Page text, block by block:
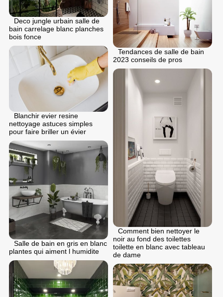
Deco jungle urbain salle de
bain carrelage blanc planches
bois fonce
Tendances de salle de bain
2023 conseils de pros
Blanchir evier resine
nettoyage astuces simples
pour faire briller un évier
Comment bien nettoyer le
noir au fond des toilettes
toilette en blanc avec tableau
de dame
Salle de bain en gris en blanc
plantes qui aiment l humidite